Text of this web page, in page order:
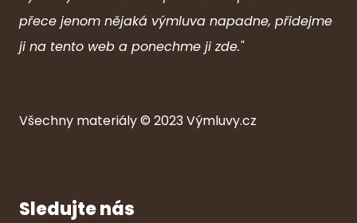
přece jenom nějaká výmluva napadne, přidejme
ji na tento web a ponechme ji zde."
Všechny materiály © 2023Výmluvy.cz
Sledujte nás